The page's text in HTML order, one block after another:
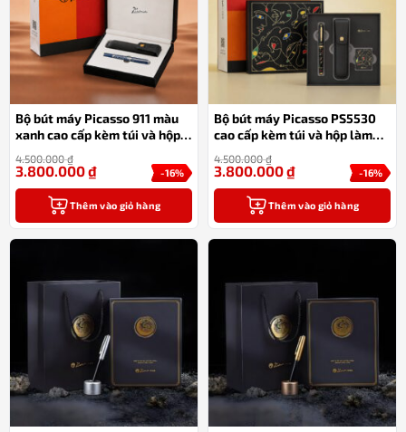
Bộ bút máy Picasso 911 màu
xanh cao cấp kèm túi và hộp
4.500.000₫
-16%
3.800.000₫
Thêm vào giỏ hàng
Bộ bút máy Picasso PS5530
cao cấp kèm túi và hộp làm
4.500.000₫
-16%
3.800.000₫
Thêm vào giỏ hàng